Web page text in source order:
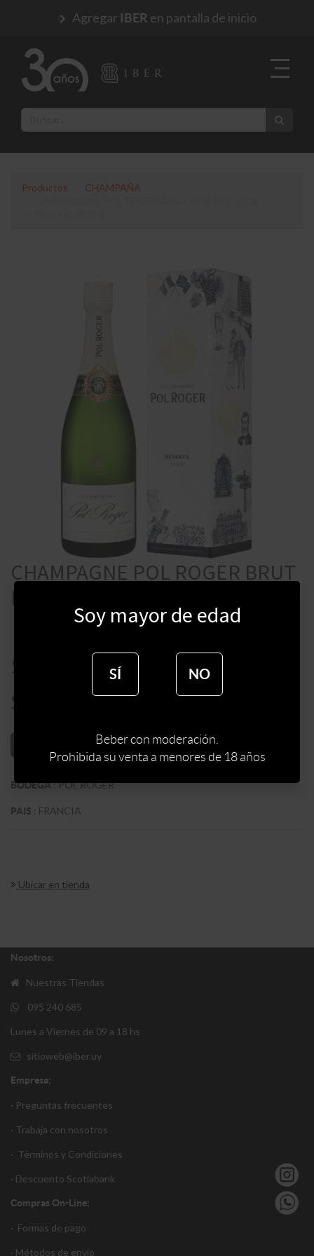
Agregar IBER en pantalla de inicio
Productos
CHAMPAÑA
CHAMPAGNE POL ROGER BRUT
RESERVE CON ESTUCHE 750 ML
$
$
AÑADIR AL CARRITO
BODEGA:POL ROGER
PAIS : FRANCIA
Ubicar en tienda
Nosotros:
Nuestras Tiendas
095 240 685
Lunes a Viernes de 09 a 18 hs
sitioweb@iber.uy
Empresa:
· Preguntas frecuentes
· Trabaja con nosotros
· Términos y Condiciones
· Descuento Scotiabank
Compras On-Line:
· Formas de pago
· Métodos de envío
Soy mayor de edad
SÍ NO
Beber con moderación.
Prohibida su venta a menores de 18 años